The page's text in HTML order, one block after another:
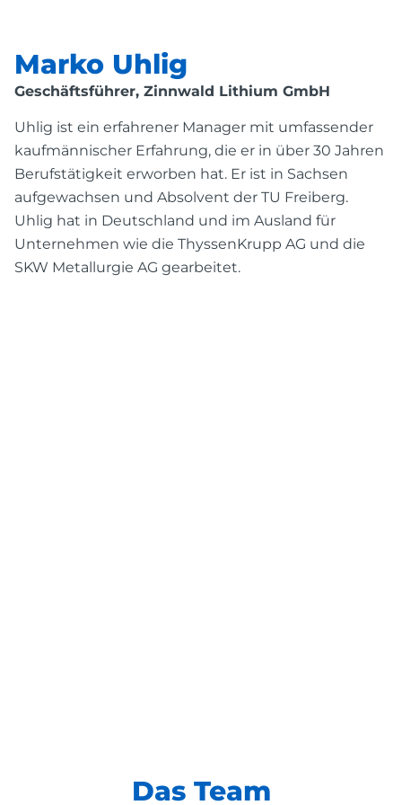
Marko Uhlig
Geschäftsführer, Zinnwald Lithium GmbH
Uhlig ist ein erfahrener Manager mit umfassender
kaufmännischer Erfahrung, die er in über 30 Jahren
Berufstätigkeit erworben hat. Er ist in Sachsen
aufgewachsen und Absolvent der TU Freiberg.
Uhlig hat in Deutschland und im Ausland für
Unternehmen wie die ThyssenKrupp AG und die
SKW Metallurgie AG gearbeitet.
Das Team